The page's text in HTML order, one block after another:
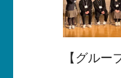
【グルー